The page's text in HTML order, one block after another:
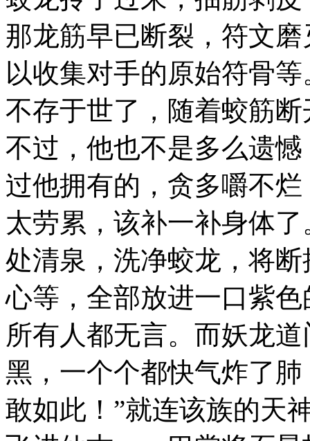
那龙筋早已断裂，符文
以收集对手的原始符骨
不存于世了，随着蛟筋
不过，他也不是多么遗
过他拥有的，贪多嚼不
太劳累，该补一补身体
处清泉，洗净蛟龙，将
心等，全部放进一口紫
所有人都无言。而妖龙
黑，一个个都快气炸了
敢如此！”就连该族的天